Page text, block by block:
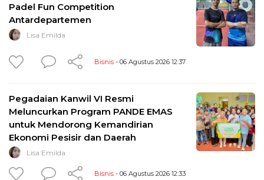
Padel Fun Competition
Antardepartemen
Lisa Emilda
Bisnis - 06 Agustus 2026 12:37
Pegadaian Kanwil VI Resmi
Meluncurkan Program PANDE EMAS
untuk Mendorong Kemandirian
Ekonomi Pesisir dan Daerah
Lisa Emilda
Bisnis - 06 Agustus 2026 12:33